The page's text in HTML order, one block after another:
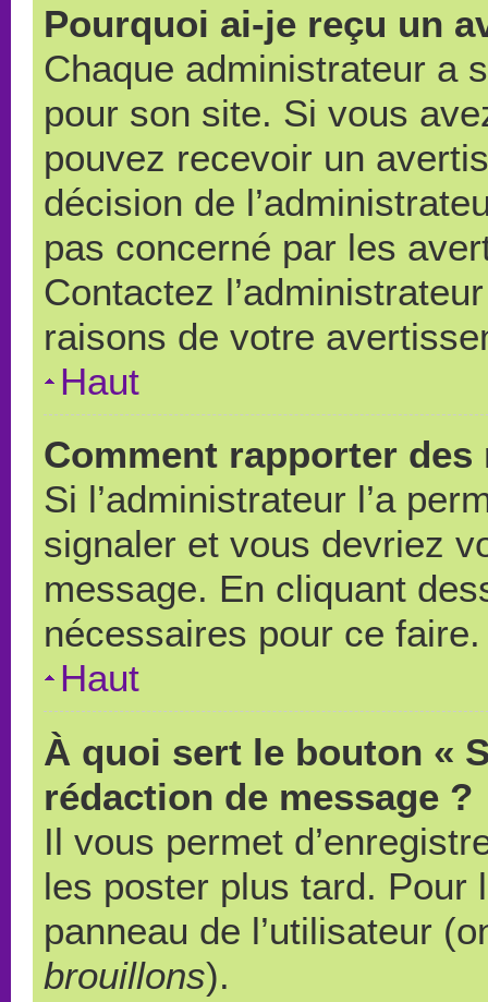
Pourquoi ai-je reçu un
Chaque administrateur a
pour son site. Si vous
pouvez recevoir un
décision de
pas concerné par les
Contactez
raisons de votre
Haut
Comment rapporter
Si l’administrateur l’a
signaler et vous devriez
message. En cliquant
nécessaires pour ce faire.
Haut
À quoi sert le bouton «
rédaction de message ?
Il vous permet
les poster plus tard. Pour
panneau de l’utilisateur
brouillons).